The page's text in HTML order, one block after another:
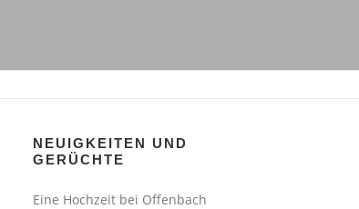
NEUIGKEITEN UND
GERÜCHTE
Eine Hochzeit bei Offenbach